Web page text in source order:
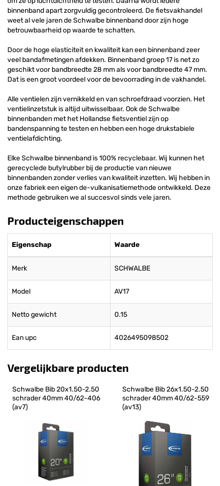
binnenband apart zorgvuldig gecontroleerd. De fietsvakhandel
weet al vele jaren de Schwalbe binnenband door zijn hoge
betrouwbaarheid op waarde te schatten.
Door de hoge elasticiteit en kwaliteit kan een binnenband zeer
veel bandafmetingen afdekken. Binnenband groep 17 is net zo
geschikt voor bandbreedte 28 mm als voor bandbreedte 47 mm.
Dat is een groot voordeel voor de bevoorrading in de vakhandel.
Alle ventielen zijn vernikkeld en van schroefdraad voorzien. Het
ventielinzetstuk is altijd uitwisselbaar. Ook de Schwalbe
binnenbanden met het Hollandse fietsventiel zijn op
bandenspanning te testen en hebben een hoge drukstabiele
ventielafdichting.
Elke Schwalbe binnenband is 100% recyclebaar. Wij kunnen het
gerecyclede butylrubber bij de productie van nieuwe
binnenbanden zonder verlies van kwaliteit inzetten. Wij hebben in
onze fabriek een eigen de-vulkanisatiemethode ontwikkeld. Deze
methode gebruiken we al succesvol sinds vele jaren.
Producteigenschappen
Eigenschap Waarde
Merk SCHWALBE
Model AV17
Netto gewicht 0.15
Ean upc 4026495098502
Vergelijkbare producten
Schwalbe Bib 20x1.50-2.50
schrader 40mm 40/62-406
(av7)
Schwalbe Bib 26x1.50-2.50
schrader 40mm 40/62-559
(av13)